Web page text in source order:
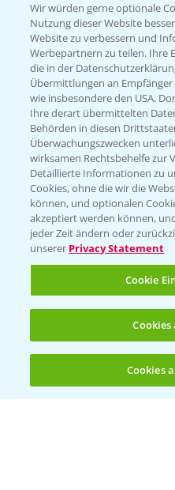
Sammelstellen und
PRE - Chemikalien
Sammelstellen und
Kontakt &
Beratung auf
T.+49 (0)174
KONTAKT
Hilfe in Notfällen
+49 (0)214/
Wir würden gerne optionale
Nutzung dieser Website
Website zu verbessern und
Werbepartnern zu teilen. Ihre
die in der
Übermittlungen an
wie insbesondere den USA.
Ihre derart übermittelten
Behörden in diesen
Überwachungszwecken
wirksamen Rechtsbehelfe zur
Detaillierte Informationen zu
Cookies, ohne die wir die
können, und optionalen
akzeptiert werden können,
jeder Zeit ändern oder
unserer Privacy Statement
Cookie
Cookies